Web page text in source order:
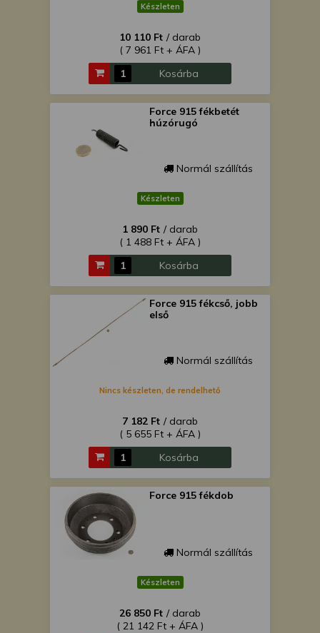
Készleten
10 110 Ft / darab
( 7 961 Ft + ÁFA )
Kosárba
Force 915 fékbetét
húzórugó
Normál szállítás
Készleten
1 890 Ft / darab
( 1 488 Ft + ÁFA )
Kosárba
Force 915 fékcső, jobb
első
Normál szállítás
Nincs készleten, de rendelhető
7 182 Ft / darab
( 5 655 Ft + ÁFA )
Kosárba
Force 915 fékdob
Normál szállítás
Készleten
26 850 Ft / darab
( 21 142 Ft + ÁFA )